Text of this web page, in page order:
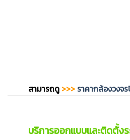
สามารถดู >>>ราคากล้องวงจ
บริการออกแบบและติดตั้ง